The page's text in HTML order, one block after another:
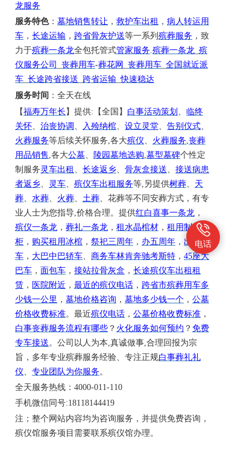
龙服务
服务特色： 墓地销售转让 ， 救护车出租 ， 病人转运用
车 ， 长途运输 ， 跨省骨灰护送等一系列 殡葬服务 ，致
力于殡葬一条龙全包托管式管家服务 殡葬一条龙 殡
仪服务公司
丧葬用车-葬花网 丧葬用车 全国就近派
车 长途跨省接送 跨省运输 _快速稳达
服务时间 ：全天在线
【福寿万年长 】提供:【全国】 白事活动策划
临终
关怀
治丧协调 入殓纳棺 设立灵堂 告别仪式
火葬服务等后续关怀服务 ,各大殡仪 火葬服务 丧葬
用品销售 ,各大公墓 陵园墓地选购 墓型墓碑个性定
制服务 灵车出租 长途返乡 骨灰盒接送
接送病患
者返乡
灵车 殡仪车出租服务等 ,另提供树葬
天
葬
水葬 火葬 土葬 、花葬等不同安葬方式，有专
业人士为您指导 ,价格合理。提供红白喜事一条龙 ，
殡仪一条龙 ， 葬礼一条龙 ， 租水晶棺材 ， 租用制冷冰
柜 ， 购买租用冰棺 ， 祭祀三周年 ， 办五周年 ， 出殡用
车 ， 大巴中巴轿车 商务车林肯奔驰考斯特 ， 45座大
巴车 ， 面包车 ， 接站拉骨灰盒 ， 长途殡仪车出租租
赁 ， 医院附近 ， 最近的殡仪电话 ， 跨省市殡葬用车多
少钱一公里 ， 墓地价格咨询 ， 墓地多少钱一个 ， 公墓
价格收费标准。最近殡仪电话 ， 公墓价格收费标准 ，
白事丧葬服务流程有哪些 ？ 火化服务如何预约 ？ 免费
专车接送 。公司以人为本 ,真诚做事,合理回报为宗
旨，多年专业殡葬服务经验、专注正规白事葬礼礼
仪
专业团队为你服务 。
全天服务热线 ： 4000-011-110
手机微信同号:18118144419
注；整个网站内容均为咨询服务，并提供免费咨询，
殡仪馆服务项目需要联系殡仪馆办理。
电话